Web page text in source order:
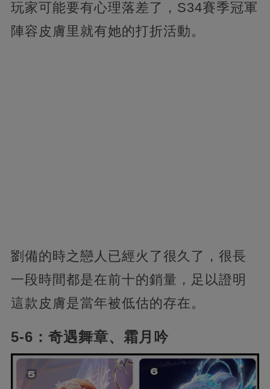
玩家可能要有心理落差了，S34賽季冠軍
陣容皮膚里就有她的打折活動。
劉備的時之戀人已經火了很久了，很長
一段時間都是在前十的銷量，足以證明
這款皮膚是當年被低估的存在。
5-6：奇遇舞章、霜月吟